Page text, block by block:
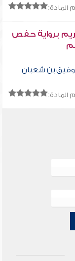
المادة:
برواية حفص
بن شعبان
المادة: